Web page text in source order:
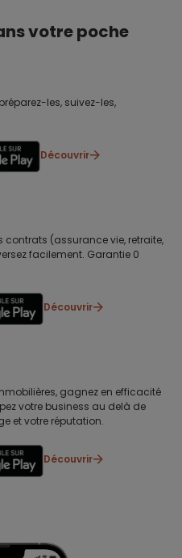
votre poche
les, suivez-les,
Découvrir
contrats (assurance vie, retraite,
facilement. Garantie 0
Découvrir
gagnez en efficacité
votre business au delà de
et votre réputation.
Découvrir